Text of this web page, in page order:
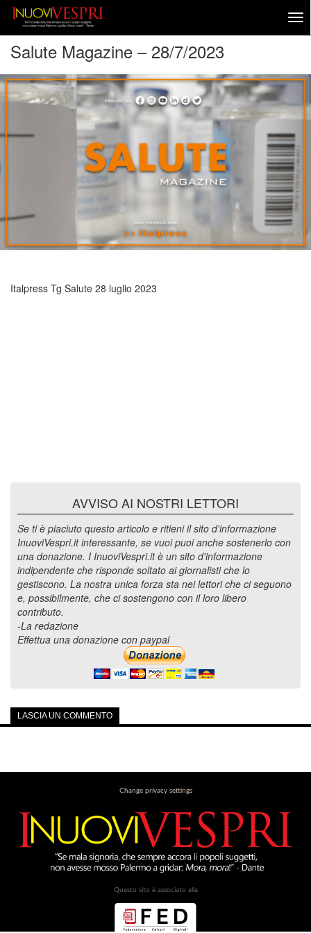
Salute Magazine – 28/7/2023
Italpress Tg Salute 28 luglio 2023
AVVISO AI NOSTRI LETTORI
Se ti è piaciuto questo articolo e ritieni il sito d'informazione
InuoviVespri.it interessante, se vuoi puoi anche sostenerlo con
una donazione. I InuoviVespri.it è un sito d'informazione
indipendente che risponde soltato ai giornalisti che lo
gestiscono. La nostra unica forza sta nei lettori che ci seguono
e, possibilmente, che ci sostengono con il loro libero
contributo.
-La redazione
Effettua una donazione con paypal
LASCIA UN COMMENTO
Change privacy settings
Questo sito è associato alla